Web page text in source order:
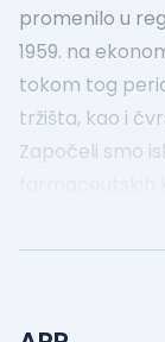
promenilo u
1959. na
tokom tog
tržišta, kao i
Započeli smo
pustili u
imenom. Naš